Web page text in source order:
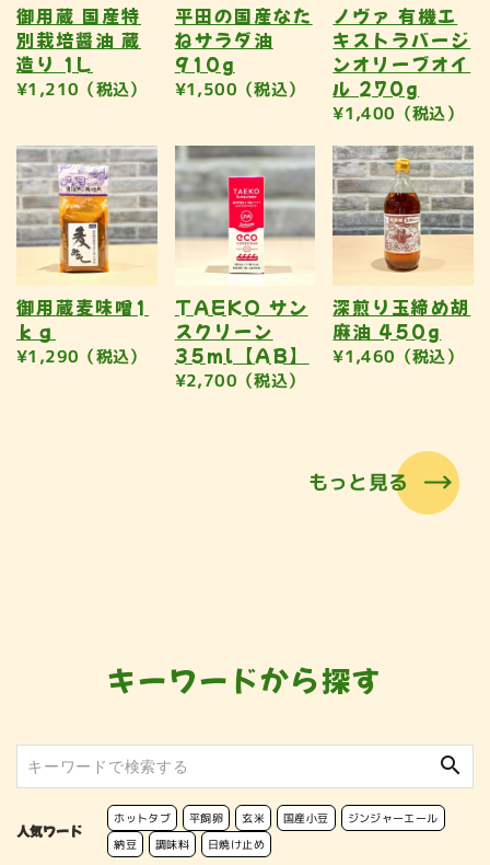
御用蔵 国産特
別栽培醤油 蔵
造り 1L
¥1,210（税込）
平田の国産なた
ねサラダ油
910g
¥1,500（税込）
ノヴァ 有機エ
キストラバージ
ンオリーブオイ
ル 270g
¥1,400（税込）
御用蔵麦味噌1
ｋｇ
¥1,290（税込）
TAEKO サン
スクリーン
35ml【AB】
¥2,700（税込）
深煎り玉締め胡
麻油 450g
¥1,460（税込）
もっと見る
キーワードから探す
search
人気ワード
ホットタブ 平飼卵 玄米 国産小豆
ジンジャーエール
納豆
調味料 日焼け止め